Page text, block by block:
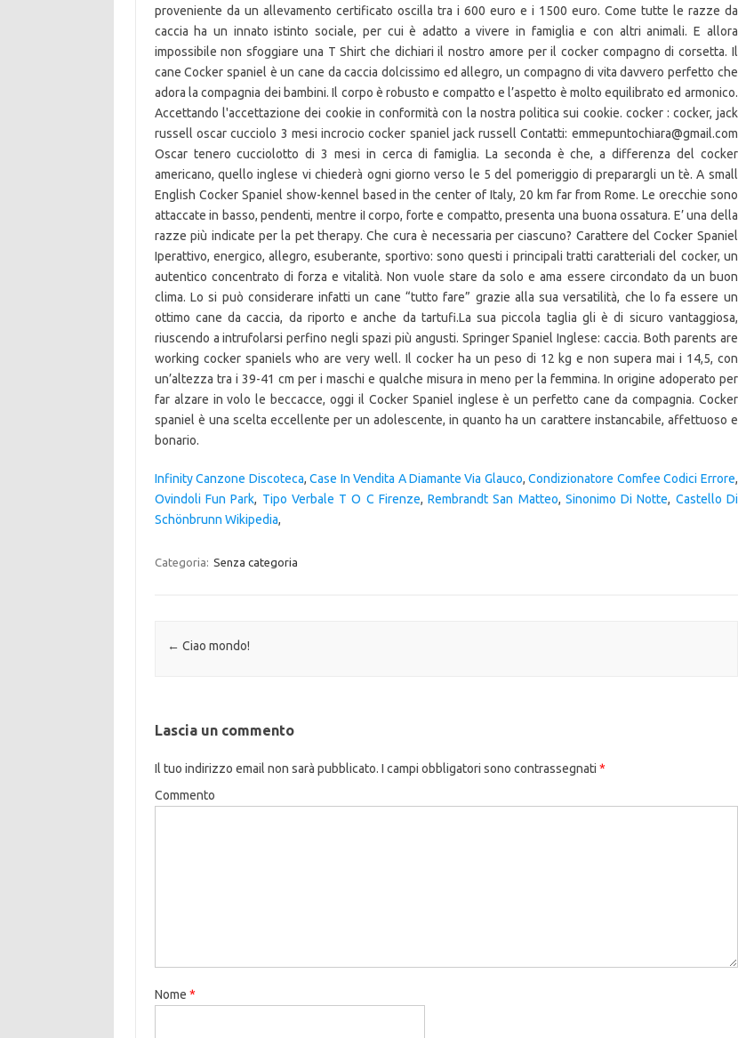
Infinity Canzone Discoteca,Case In Vendita A Diamante Via Glauco,Condizionatore Comfee Codici Errore,
Ovindoli Fun Park, Tipo Verbale T O C Firenze,Rembrandt San Matteo, Sinonimo Di Notte, Castello Di
Schönbrunn Wikipedia,
Categoria: Senza categoria
Navigazione articolo
← Ciao mondo!
Lascia un commento
Il tuo indirizzo email non sarà pubblicato. I campi obbligatori sono contrassegnati *
Commento
Nome *